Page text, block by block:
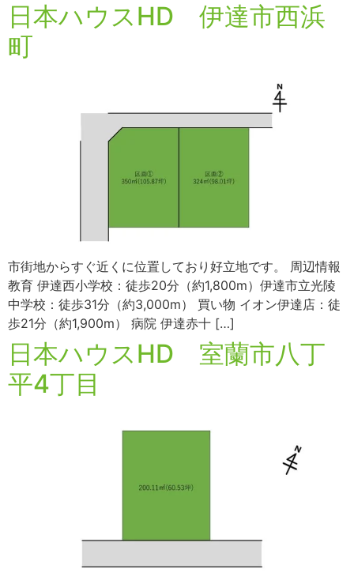
日本ハウスHD 伊達市西浜
町
市街地からすぐ近くに位置しており好立地です。 周辺情報
教育 伊達西小学校：徒歩20分（約1,800m）伊達市立光陵
中学校：徒歩31分（約3,000m） 買い物 イオン伊達店：徒
歩21分（約1,900m） 病院 伊達赤十 […]
日本ハウスHD 室蘭市八丁
平4丁目